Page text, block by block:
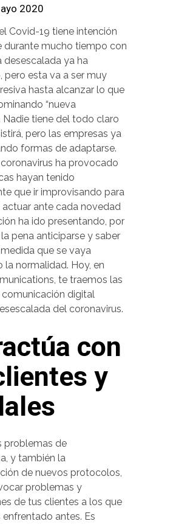
2020
Covid-19 tiene intención
durante mucho tiempo con
desescalada ya ha
pero esta va a ser muy
hasta alcanzar lo que
“nueva
Nadie tiene del todo claro
pero las empresas ya
formas de adaptarse.
ha provocado
hayan tenido
que ir improvisando para
ante cada novedad
ha ido presentando, por
pena anticiparse y saber
que se vaya
la normalidad. Hoy, en
te traemos las
comunicación digital
del coronavirus.
con
y
problemas de
y también la
de nuevos protocolos,
problemas y
de tus clientes a los que
antes. Es